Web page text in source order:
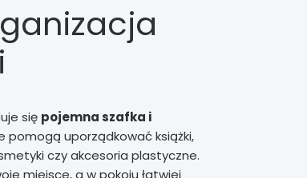
się pojemna szafka i
pomogą uporządkować książki,
czy akcesoria plastyczne.
miejsce, a w pokoju łatwiej